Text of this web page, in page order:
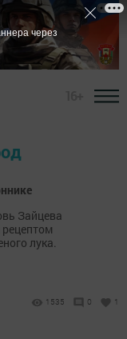
Зайцева
лука.
1535 0 1
через